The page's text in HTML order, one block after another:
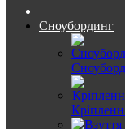
Сноубординг